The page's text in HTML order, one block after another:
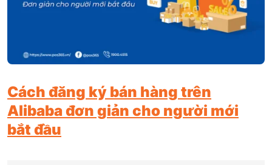
Cách đăng ký bán hàng trên
Alibaba đơn giản cho người mới
bắt đầu